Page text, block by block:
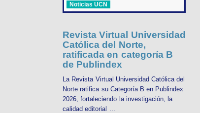
Noticias UCN
Revista Virtual Universidad
Católica del Norte,
ratificada en categoría B
de Publindex
La Revista Virtual Universidad Católica del
Norte ratifica su Categoría B en Publindex
2026, fortaleciendo la investigación, la
calidad editorial ...